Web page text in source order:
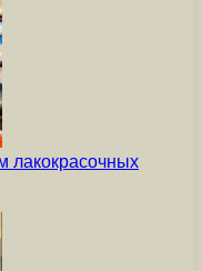
лакокрасочных